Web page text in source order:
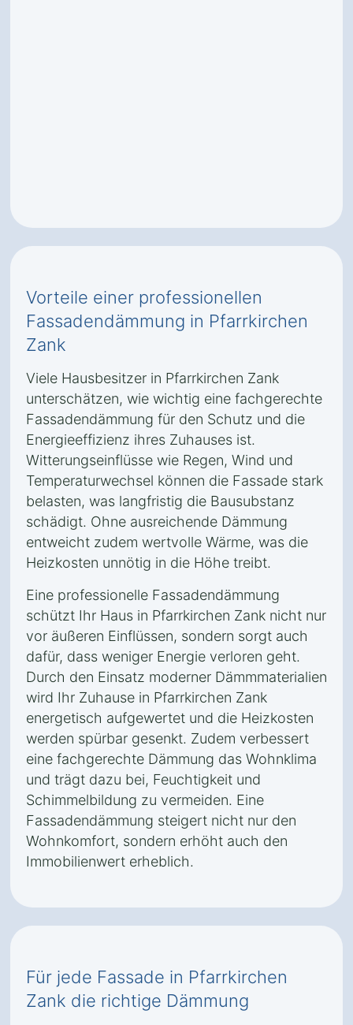
Vorteile einer professionellen
Fassadendämmung in Pfarrkirchen
Zank
Viele Hausbesitzer in Pfarrkirchen Zank
unterschätzen, wie wichtig eine fachgerechte
Fassadendämmung für den Schutz und die
Energieeffizienz ihres Zuhauses ist.
Witterungseinflüsse wie Regen, Wind und
Temperaturwechsel können die Fassade stark
belasten, was langfristig die Bausubstanz
schädigt. Ohne ausreichende Dämmung
entweicht zudem wertvolle Wärme, was die
Heizkosten unnötig in die Höhe treibt.
Eine professionelle Fassadendämmung
schützt Ihr Haus in Pfarrkirchen Zank nicht nur
vor äußeren Einflüssen, sondern sorgt auch
dafür, dass weniger Energie verloren geht.
Durch den Einsatz moderner Dämmmaterialien
wird Ihr Zuhause in Pfarrkirchen Zank
energetisch aufgewertet und die Heizkosten
werden spürbar gesenkt. Zudem verbessert
eine fachgerechte Dämmung das Wohnklima
und trägt dazu bei, Feuchtigkeit und
Schimmelbildung zu vermeiden. Eine
Fassadendämmung steigert nicht nur den
Wohnkomfort, sondern erhöht auch den
Immobilienwert erheblich.
Für jede Fassade in Pfarrkirchen
Zank die richtige Dämmung